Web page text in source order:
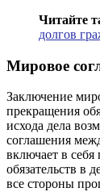
Читайте
долгов
Мировое
Заключение
прекращения
исхода дела
соглашения
включает в
обязательств в
все стороны